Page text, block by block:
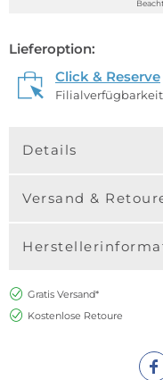
Lieferoption:
Click & Reserve
Details
Versand &
Gratis Versand*
Kostenlose Retoure